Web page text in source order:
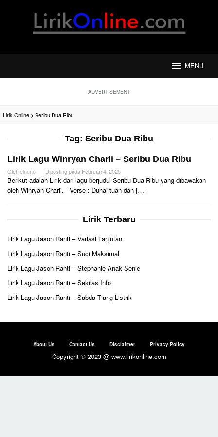
MENU
ADVERTISEMENT
Lirik Online > Seribu Dua Ribu
Tag: Seribu Dua Ribu
Lirik Lagu Winryan Charli – Seribu Dua Ribu
Olehelnuno Diposting pada Februari 4, 2025
Berikut adalah Lirik dari lagu berjudul Seribu Dua Ribu yang dibawakan
oleh Winryan Charli. Verse : Duhai tuan dan […]
Lirik Terbaru
Lirik Lagu Jason Ranti – Variasi Lanjutan
Lirik Lagu Jason Ranti – Suci Maksimal
Lirik Lagu Jason Ranti – Stephanie Anak Senie
Lirik Lagu Jason Ranti – Sekilas Info
Lirik Lagu Jason Ranti – Sabda Tiang Listrik
About Us Contact Us Disclaimer Privacy Policy
Copyright © 2023 @ www.lirikonline.com